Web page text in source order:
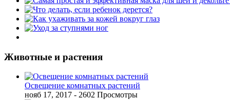
Животные и растения
Освещение комнатных растений
нояб 17, 2017 - 2602 Просмотры